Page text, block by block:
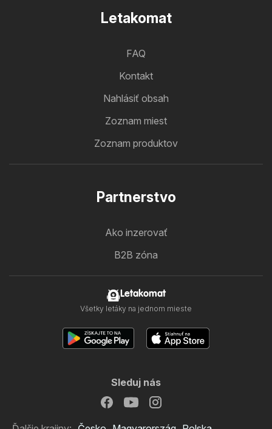
Letakomat
FAQ
Kontakt
Nahlásiť obsah
Zoznam miest
Zoznam produktov
Partnerstvo
Ako inzerovať
B2B zóna
Letakomat
Všetky letáky na jednom mieste
Sleduj nás